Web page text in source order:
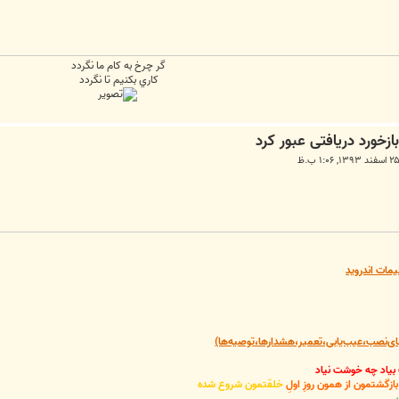
گر چرخ به كام ما نگردد
كاري بكنيم تا نگردد
اندروید
چه خوشت نیاد
از همون روزِ اولِخلقتمون شروع شده